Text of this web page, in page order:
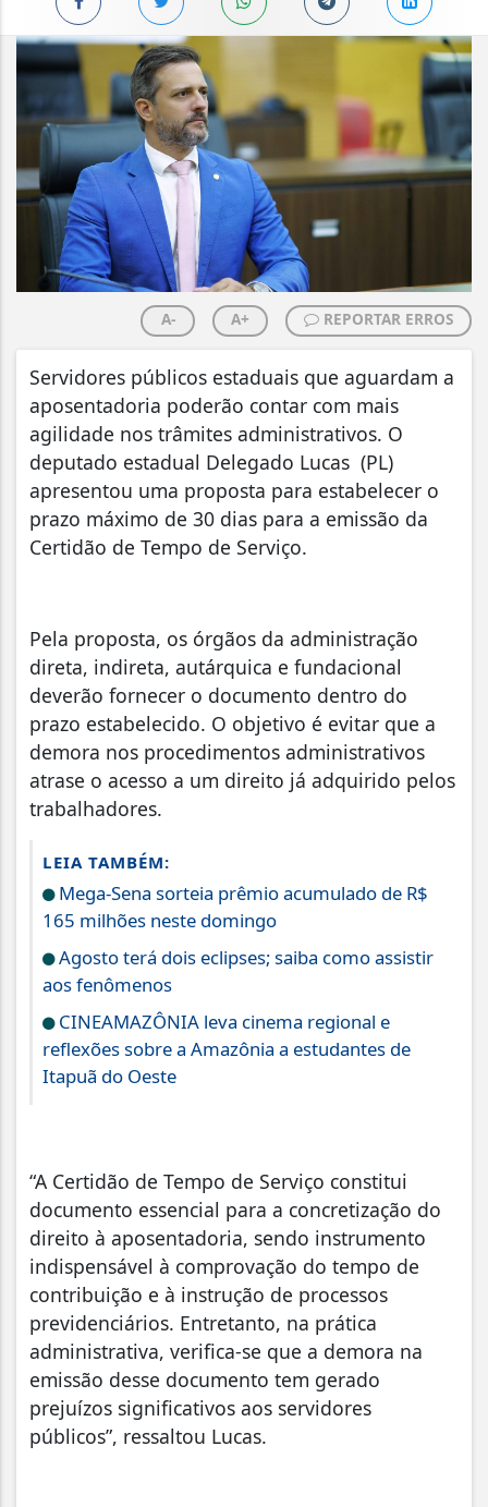
A- A+ REPORTAR ERROS
Servidores públicos estaduais que aguardam a
aposentadoria poderão contar com mais
agilidade nos trâmites administrativos. O
deputado estadual Delegado Lucas (PL)
apresentou uma proposta para estabelecer o
prazo máximo de 30 dias para a emissão da
Certidão de Tempo de Serviço.
Pela proposta, os órgãos da administração
direta, indireta, autárquica e fundacional
deverão fornecer o documento dentro do
prazo estabelecido. O objetivo é evitar que a
demora nos procedimentos administrativos
atrase o acesso a um direito já adquirido pelos
trabalhadores.
LEIA TAMBÉM:
Mega-Sena sorteia prêmio acumulado de R$
165 milhões neste domingo
Agosto terá dois eclipses; saiba como assistir
aos fenômenos
CINEAMAZÔNIA leva cinema regional e
reflexões sobre a Amazônia a estudantes de
Itapuã do Oeste
“A Certidão de Tempo de Serviço constitui
documento essencial para a concretização do
direito à aposentadoria, sendo instrumento
indispensável à comprovação do tempo de
contribuição e à instrução de processos
previdenciários. Entretanto, na prática
administrativa, verifica-se que a demora na
emissão desse documento tem gerado
prejuízos significativos aos servidores
públicos”, ressaltou Lucas.